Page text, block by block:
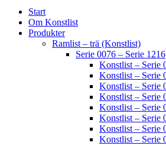
Start
Om Konstlist
Produkter
Ramlist – trä (Konstlist)
Serie 0076 – Serie 1216
Konstlist – Serie
Konstlist – Serie
Konstlist – Serie
Konstlist – Serie
Konstlist – Serie
Konstlist – Serie
Konstlist – Serie
Konstlist – Serie